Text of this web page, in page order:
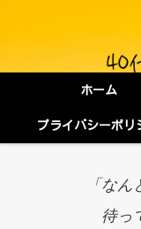
ホーム
プライバシーポリ
「な
待っ